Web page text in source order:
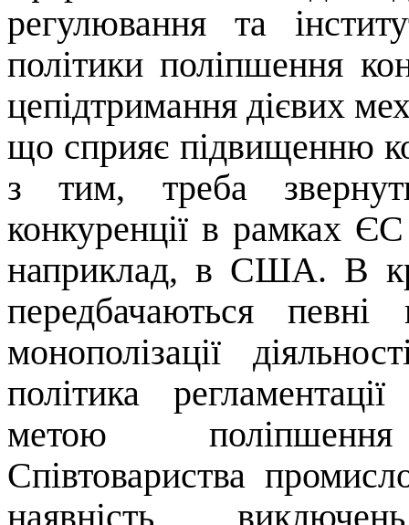
регулювання та
політики поліпшення
цепідтримання дієвих
що сприяє підвищенню
з тим, треба
конкуренції в рамках
наприклад, в США. В
передбачаються
монополізації
політика
метою поліпшення
Співтовариства
наявність